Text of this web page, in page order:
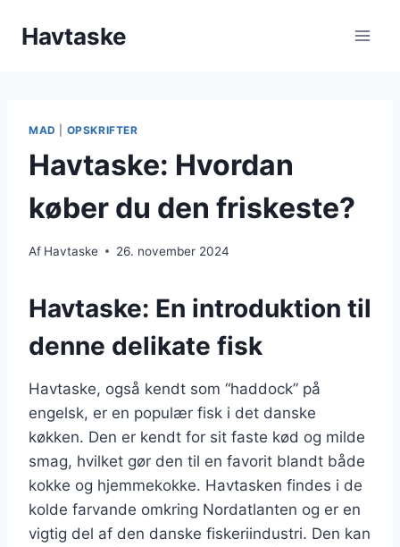
Havtaske
MAD OPSKRIFTER
Havtaske: Hvordan
køber du den friskeste?
Af Havtaske 26. november 2024
Havtaske: En introduktion til
denne delikate fisk
Havtaske, også kendt som “haddock” på
engelsk, er en populær fisk i det danske
køkken. Den er kendt for sit faste kød og milde
smag, hvilket gør den til en favorit blandt både
kokke og hjemmekokke. Havtasken findes i de
kolde farvande omkring Nordatlanten og er en
vigtig del af den danske fiskeriindustri. Den kan